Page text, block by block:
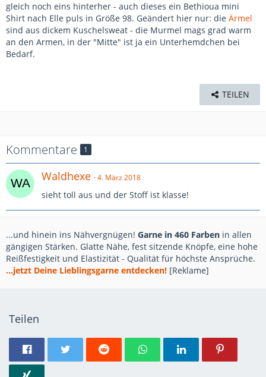
gleich noch eins hinterher - auch dieses ein Bethioua mini
Shirt nach Elle puls in Größe 98. Geändert hier nur: die Ärmel
sind aus dickem Kuschelsweat - die Murmel mags grad warm
an den Armen, in der "Mitte" ist ja ein Unterhemdchen bei
Bedarf.
TEILEN
Kommentare 1
Waldhexe 4. März 2018
sieht toll aus und der Stoff ist klasse!
...und hinein ins Nähvergnügen! Garne in 460 Farben in allen
gängigen Stärken. Glatte Nähe, fest sitzende Knöpfe, eine hohe
Reißfestigkeit und Elastizität - Qualität für höchste Ansprüche.
...jetzt Deine Lieblingsgarne entdecken! [Reklame]
Teilen